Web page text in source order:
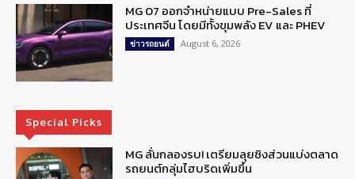
MG 07 ออกจำหน่ายแบบ Pre-Sales ที่
ประเทศจีน โดยมีทั้งขุมพลัง EV และ PHEV
ข่าวรถยนต์ August 6, 2026
Special Picks
MG ลั่นกลองรบ! เตรียมลุยชิงส่วนแบ่งตลาด
รถยนต์กลุ่มไฮบริดเพิ่มขึ้น